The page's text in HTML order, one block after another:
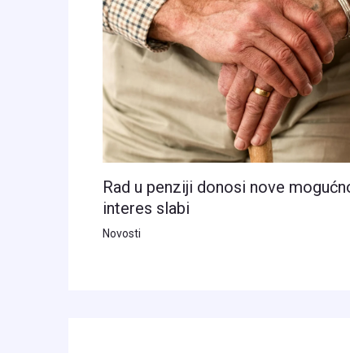
Rad u penziji donosi nove
interes slabi
Novosti